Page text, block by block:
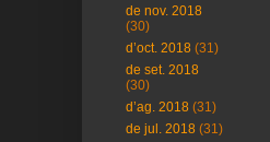
de nov. 2018
(30)
d’oct. 2018 (31)
de set. 2018
(30)
d’ag. 2018 (31)
de jul. 2018 (31)